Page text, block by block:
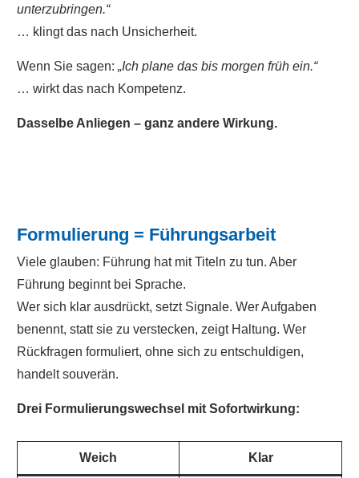
unterzubringen.“
… klingt das nach Unsicherheit.
Wenn Sie sagen: „Ich plane das bis morgen früh ein.“
… wirkt das nach Kompetenz.
Dasselbe Anliegen – ganz andere Wirkung.
Formulierung = Führungsarbeit
Viele glauben: Führung hat mit Titeln zu tun. Aber
Führung beginnt bei Sprache.
Wer sich klar ausdrückt, setzt Signale. Wer Aufgaben
benennt, statt sie zu verstecken, zeigt Haltung. Wer
Rückfragen formuliert, ohne sich zu entschuldigen,
handelt souverän.
Drei Formulierungswechsel mit Sofortwirkung:
Weich Klar